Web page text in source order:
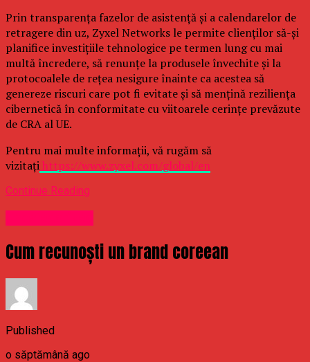
Prin transparența fazelor de asistență și a calendarelor de
retragere din uz, Zyxel Networks le permite clienților să-și
planifice investițiile tehnologice pe termen lung cu mai
multă încredere, să renunțe la produsele învechite și la
protocoalele de rețea nesigure înainte ca acestea să
genereze riscuri care pot fi evitate și să mențină reziliența
cibernetică în conformitate cu viitoarele cerințe prevăzute
de CRA al UE.
Pentru mai multe informații, vă rugăm să
vizitațihttps://www.zyxel.com/global/en
Continue Reading
Cum recunoști un brand coreean
Published
o săptămână ago